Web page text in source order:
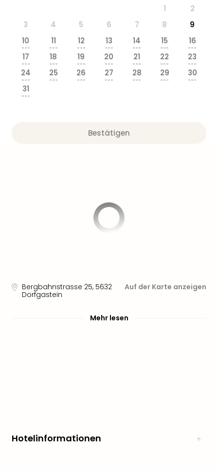
1
2
3
4 5 6 7 8
9
10
---
11
---
12
---
13
---
14
---
15
---
16
---
17
---
18
---
19
---
20
---
21
---
22
---
23
---
24
---
25
---
26
---
27
---
28
---
29
---
30
---
31
---
Bestätigen
Bergbahnstrasse 25, 5632
Dorfgastein
Auf der Karte anzeigen
Mehr lesen
Hotelinformationen